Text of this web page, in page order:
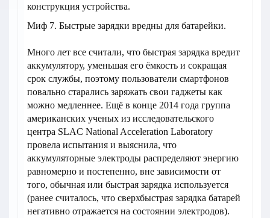
конструкция устройства.
Миф 7. Быстрые зарядки вредны для батарейки.
Много лет все считали, что быстрая зарядка вредит
аккумулятору, уменьшая его ёмкость и сокращая
срок службы, поэтому пользователи смартфонов
повально старались заряжать свои гаджеты как
можно медленнее. Ещё в конце 2014 года группа
американских ученых из исследовательского
центра SLAC National Acceleration Laboratory
провела испытания и выяснила, что
аккумуляторные электроды распределяют энергию
равномерно и постепенно, вне зависимости от
того, обычная или быстрая зарядка используется
(ранее считалось, что сверхбыстрая зарядка батарей
негативно отражается на состоянии электродов).